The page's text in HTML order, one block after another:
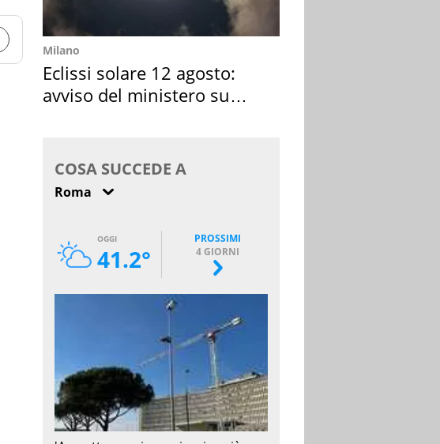
Milano
Eclissi solare 12 agosto:
avviso del ministero su